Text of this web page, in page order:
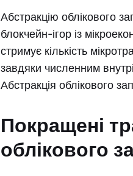
Абстракцію облікового
блокчейн-ігор із
стримує кількість
завдяки численним
Абстракція облікового
Покращені
облікового